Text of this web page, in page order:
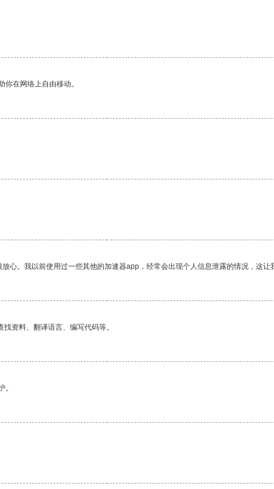
在网络上自由移动。
心。我以前使用过一些其他的加速器app，经常会出现个人信息泄露的情况，这让
资料、翻译语言、编写代码等。
。